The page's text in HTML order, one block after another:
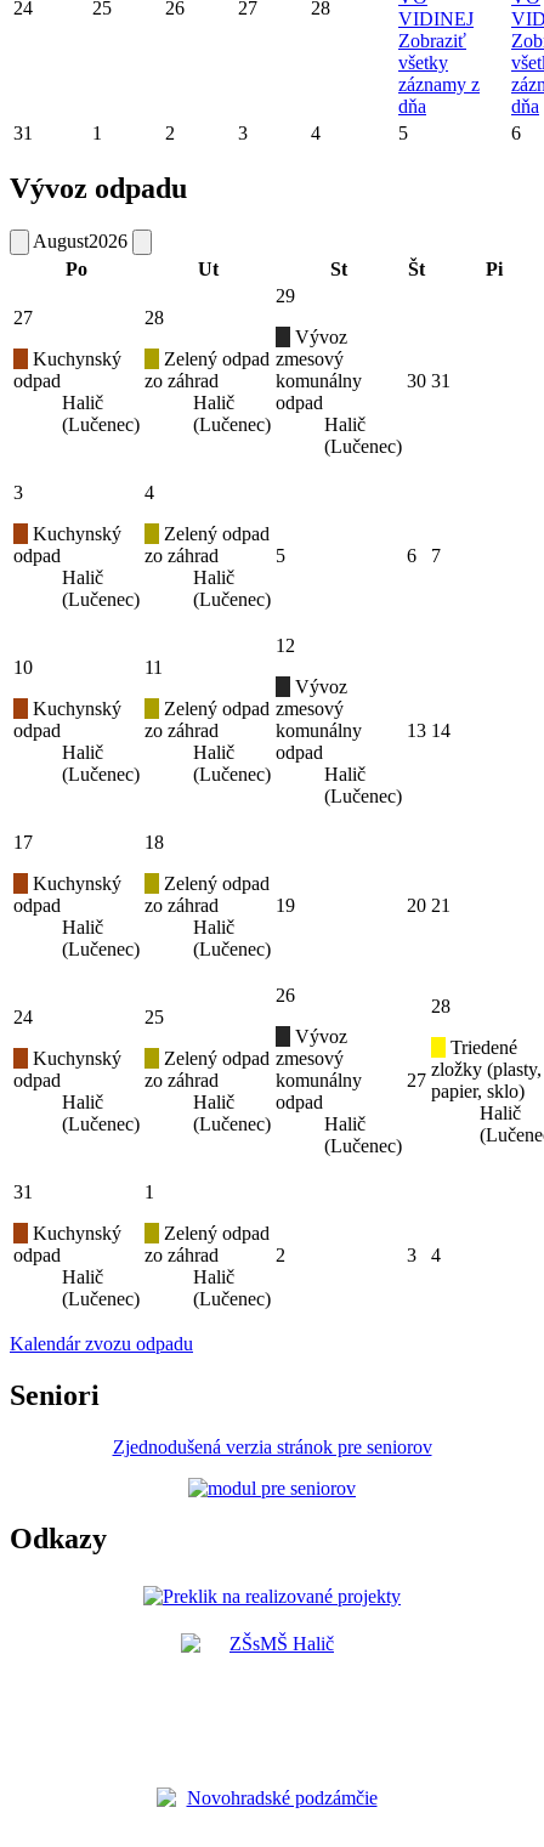
24 25 26 27 28
VIDINEJ
Zobraziť
všetky
záznamy z
dňa
dňa
31
1 2 3 4 5 6
Vývoz odpadu
August2026
Po
Ut St Št Pi
27
Kuchynský
odpad
Halič
(Lučenec)
28
Zelený odpad
zo záhrad
Halič
(Lučenec)
29
Vývoz
zmesový
komunálny
odpad
Halič
(Lučenec)
30 31
3
Kuchynský
odpad
Halič
(Lučenec)
4
Zelený odpad
zo záhrad
Halič
(Lučenec)
5 6 7
10
Kuchynský
odpad
Halič
(Lučenec)
11
Zelený odpad
zo záhrad
Halič
(Lučenec)
12
Vývoz
zmesový
komunálny
odpad
Halič
(Lučenec)
13 14
17
Kuchynský
odpad
Halič
(Lučenec)
18
Zelený odpad
zo záhrad
Halič
(Lučenec)
19 20 21
24
Kuchynský
odpad
Halič
(Lučenec)
25
Zelený odpad
zo záhrad
Halič
(Lučenec)
26
Vývoz
zmesový
komunálny
odpad
Halič
(Lučenec)
27
28
Triedené
zložky (plasty,
papier, sklo)
Halič
31
Kuchynský
odpad
Halič
(Lučenec)
1
Zelený odpad
zo záhrad
Halič
(Lučenec)
2 3 4
Kalendár zvozu odpadu
Seniori
Zjednodušená verzia stránok pre seniorov
Odkazy